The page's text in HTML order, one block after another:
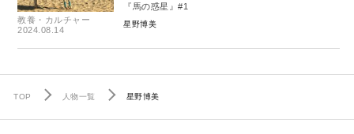
教養・カルチャー
2024.08.14
『馬の惑星』#1
星野博美
TOP 人物一覧 星野博美